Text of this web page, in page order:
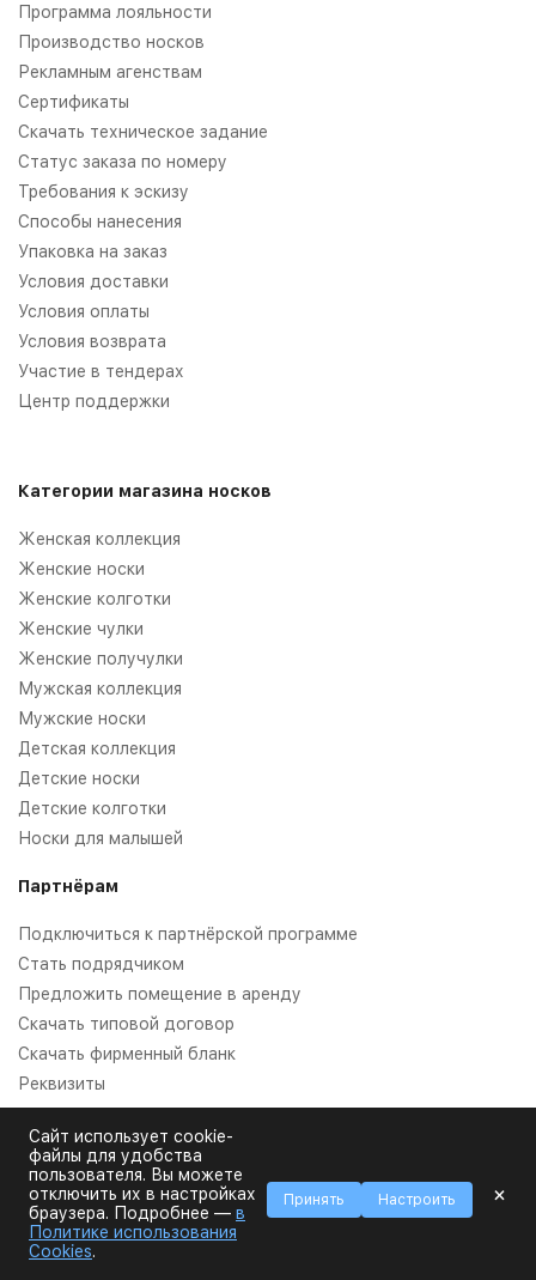
Программа лояльности
Производство носков
Рекламным агенствам
Сертификаты
Скачать техническое задание
Статус заказа по номеру
Требования к эскизу
Способы нанесения
Упаковка на заказ
Условия доставки
Условия оплаты
Условия возврата
Участие в тендерах
Центр поддержки
Категории магазина носков
Женская коллекция
Женские носки
Женские колготки
Женские чулки
Женские получулки
Мужская коллекция
Мужские носки
Детская коллекция
Детские носки
Детские колготки
Носки для малышей
Партнёрам
Подключиться к партнёрской программе
Стать подрядчиком
Предложить помещение в аренду
Скачать типовой договор
Скачать фирменный бланк
Реквизиты
Дополнительные услуги
Прямая печать на носках
Тай дай
Вышивка на носках
Сайт использует cookie-
файлы для удобства
пользователя. Вы можете
отключить их в настройках
браузера. Подробнее — в
Политике использования
Cookies.
Принять Настроить ×